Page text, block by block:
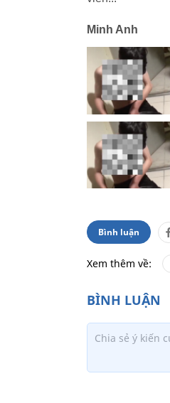
Minh Anh
Bình luận
Xem thêm về: